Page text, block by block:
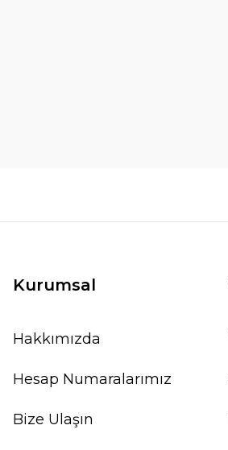
Kurumsal
Hakkımızda
Hesap Numaralarımız
Bize Ulaşın